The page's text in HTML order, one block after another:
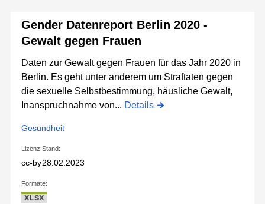
Gender Datenreport Berlin 2020 -
Gewalt gegen Frauen
Daten zur Gewalt gegen Frauen für das Jahr 2020 in
Berlin. Es geht unter anderem um Straftaten gegen
die sexuelle Selbstbestimmung, häusliche Gewalt,
Inanspruchnahme von... Details
Gesundheit
Lizenz:
cc-by
Stand:
28.02.2023
Formate:
XLSX